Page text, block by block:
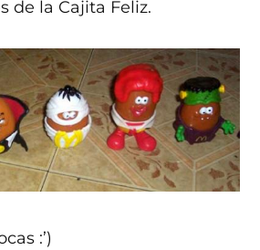
de la Cajita Feliz.
:’)